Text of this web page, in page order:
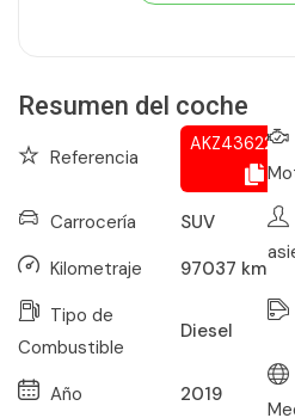
Resumen del coche
Referencia
Carrocería
SUV
Kilometraje
97037 km
Tipo de
Combustible
Diesel
Año
2019